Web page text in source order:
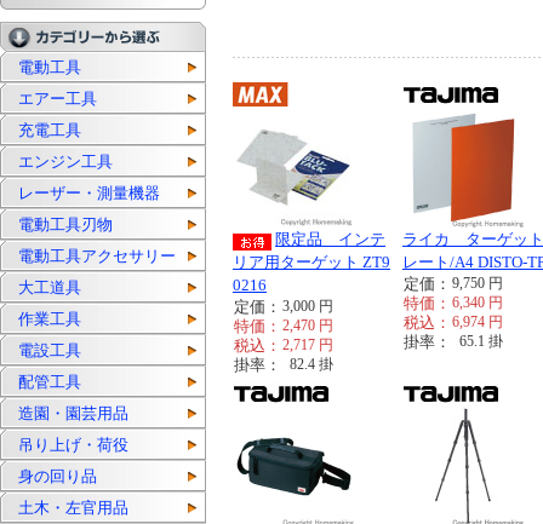
電動工具
エアー工具
充電工具
エンジン工具
レーザー・測量機器
電動工具刃物
電動工具アクセサリー
大工道具
作業工具
電設工具
配管工具
造園・園芸用品
吊り上げ・荷役
身の回り品
土木・左官用品
限定品 インテ
リア用ターゲット ZT9
0216
定価： 3,000 円
特価： 2,470 円
税込： 2,717 円
掛率： 82.4 掛
ライカ ターゲッ
レート/A4 DISTO-
定価： 9,750 円
特価： 6,340 円
税込： 6,974 円
掛率： 65.1 掛